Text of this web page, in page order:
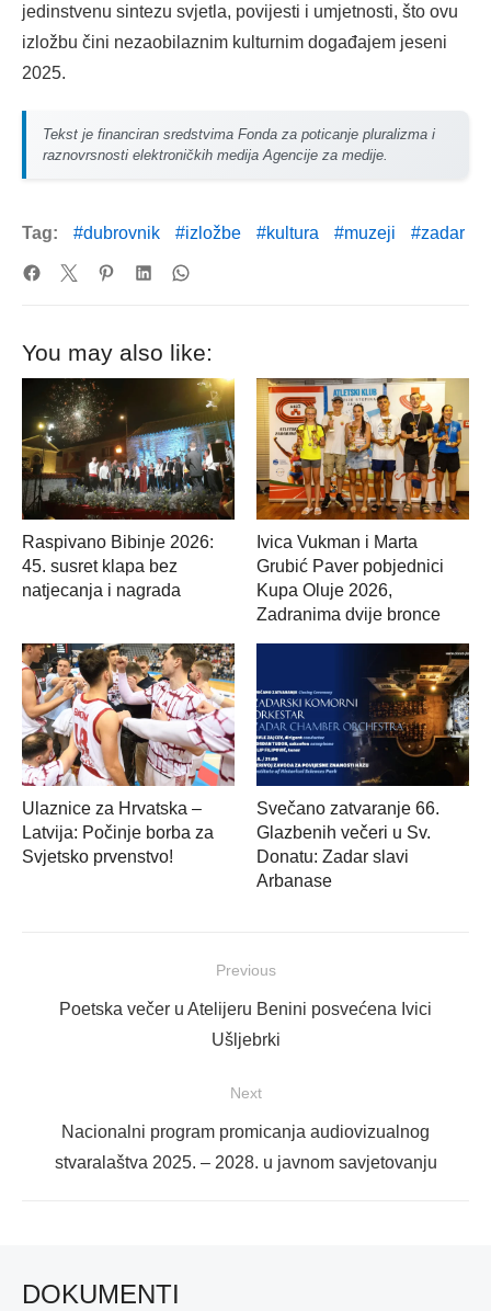
jedinstvenu sintezu svjetla, povijesti i umjetnosti, što ovu
izložbu čini nezaobilaznim kulturnim događajem jeseni
2025.
Tekst je financiran sredstvima Fonda za poticanje pluralizma i
raznovrsnosti elektroničkih medija Agencije za medije.
Tag: dubrovnik izložbe kultura muzeji zadar
You may also like:
Raspivano Bibinje 2026:
45. susret klapa bez
natjecanja i nagrada
Ivica Vukman i Marta
Grubić Paver pobjednici
Kupa Oluje 2026,
Zadranima dvije bronce
Ulaznice za Hrvatska –
Latvija: Počinje borba za
Svjetsko prvenstvo!
Svečano zatvaranje 66.
Glazbenih večeri u Sv.
Donatu: Zadar slavi
Arbanase
objava
Previous
Previous
Poetska večer u Atelijeru Benini posvećena Ivici
Ušljebrki
Next
Next
post:
Nacionalni program promicanja audiovizualnog
stvaralaštva 2025. – 2028. u javnom savjetovanju
DOKUMENTI